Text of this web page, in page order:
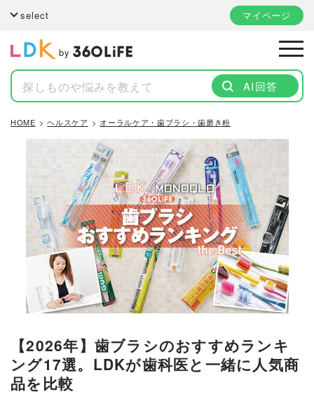
select マイページ
by
AI回答
HOME ヘルスケア オーラルケア・歯ブラシ・歯磨き粉
【2026年】歯ブラシのおすすめランキ
ング17選。LDKが歯科医と一緒に人気商
品を比較